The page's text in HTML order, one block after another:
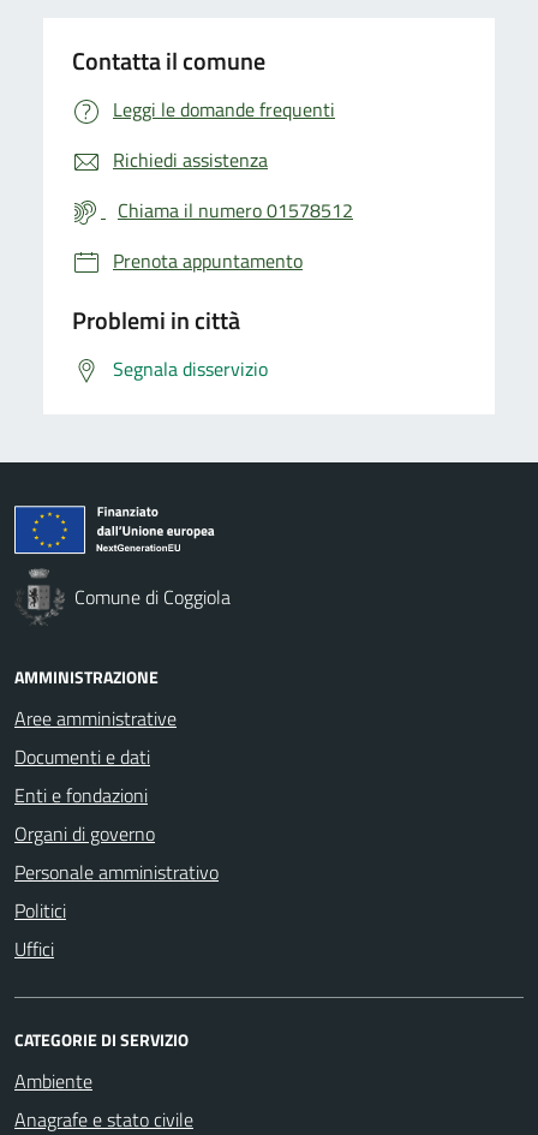
Contatta il comune
Leggi le domande frequenti
Richiedi assistenza
Chiama il numero 01578512
Prenota appuntamento
Problemi in città
Segnala disservizio
Comune di Coggiola
AMMINISTRAZIONE
Aree amministrative
Documenti e dati
Enti e fondazioni
Organi di governo
Personale amministrativo
Politici
Uffici
CATEGORIE DI SERVIZIO
Ambiente
Anagrafe e stato civile